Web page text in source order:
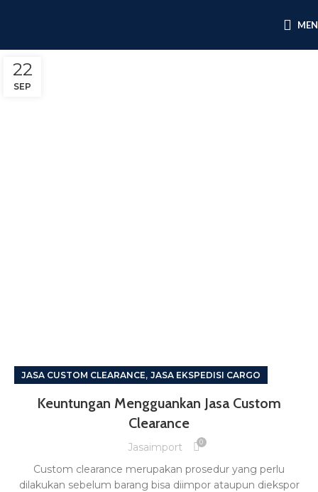
22
SEP
JASA CUSTOM CLEARANCE, JASA EKSPEDISI CARGO
Keuntungan Mengguankan Jasa Custom
Clearance
Jasaimport 0
Custom clearance merupakan prosedur yang perlu
dilakukan sebelum barang bisa diimpor ataupun diekspor